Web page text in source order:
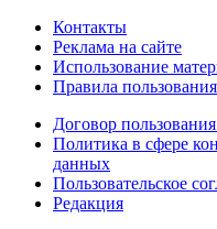
Контакты
Реклама на сайте
Использование
Правила
Договор
Политика в сфере
данных
Пользовательское
Редакция